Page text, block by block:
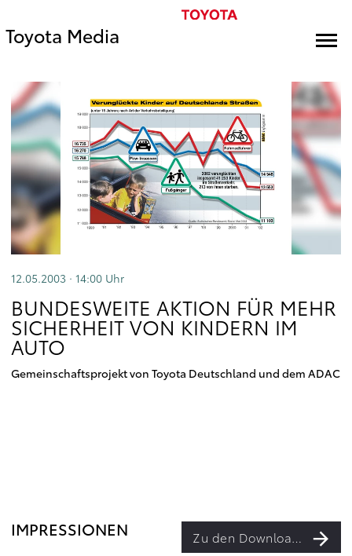
Toyota Media
12.05.2003 · 14:00 Uhr
BUNDESWEITE AKTION FÜR MEHR
SICHERHEIT VON KINDERN IM
AUTO
Gemeinschaftsprojekt von Toyota Deutschland und dem ADAC
IMPRESSIONEN Zu den Downloads